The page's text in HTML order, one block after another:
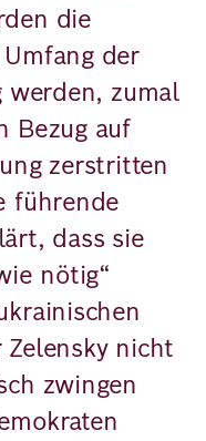
die
der
werden, zumal
Bezug auf
zerstritten
führende
dass sie
nötig“
Zelensky nicht
zwingen